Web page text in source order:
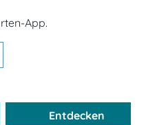
App.
Entdecken